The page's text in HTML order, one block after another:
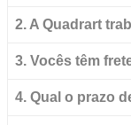
2. A Quadrart
3. Vocês têm
4. Qual o prazo